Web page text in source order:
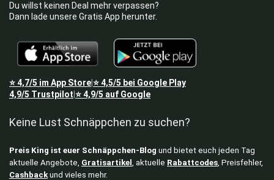
Du willst keinen Deal mehr verpassen?
Dann lade unsere Gratis App herunter.
⭐4,7/5 im App Store⭐4,5/5 bei Google Play
4,9/5 Trustpilot ⭐4,9/5 auf Google
Keine Lust Schnäppchen zu suchen?
Preis King ist euer Schnäppchen-Blog und bietet euch jeden Tag
aktuelle Angebote, Gratisartikel , aktuelle Rabattcodes , Preisfehler,
Cashback und vieles mehr.